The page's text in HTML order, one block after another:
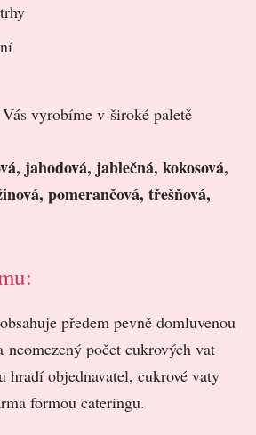
vyrobíme v široké paletě
jahodová, jablečná, kokosová,
pomerančová, třešňová,
předem pevně domluvenou
neomezený počet cukrových vat
hradí objednavatel, cukrové vaty
formou cateringu.